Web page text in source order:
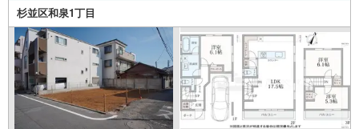
豊富なスタッフがサポートいたします！〇土日祝日はもち
ろん、お仕事終わりの時間帯でもご案内いたします。当日
案内希望など、お気軽にお問合せください！【営業時間10:
00～19:00（定休日 火・水曜日）】お問い合わせお待ちし
ております！
杉並区和泉1丁目